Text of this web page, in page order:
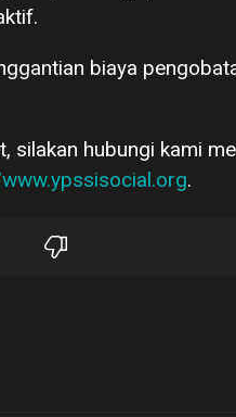
biaya
silakan hubungi kami
.